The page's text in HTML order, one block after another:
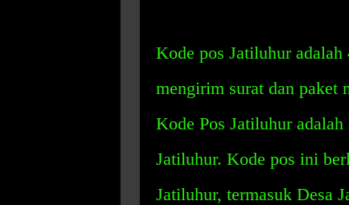
Kode pos Jatiluhur
mengirim surat dan paket
Kode Pos Jatiluhur
Jatiluhur. Kode pos ini
Jatiluhur, termasuk Desa